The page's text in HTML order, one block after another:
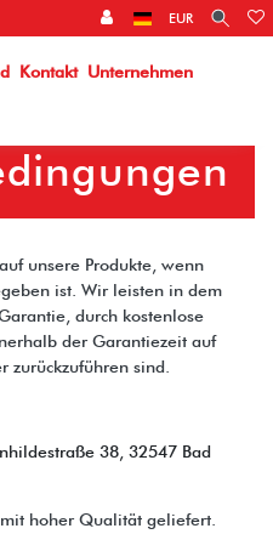
EUR
Kontakt Unternehmen
unsere Produkte, wenn
ist. Wir leisten in dem
durch kostenlose
der Garantiezeit auf
zurückzuführen sind.
38, 32547 Bad
hoher Qualität geliefert.